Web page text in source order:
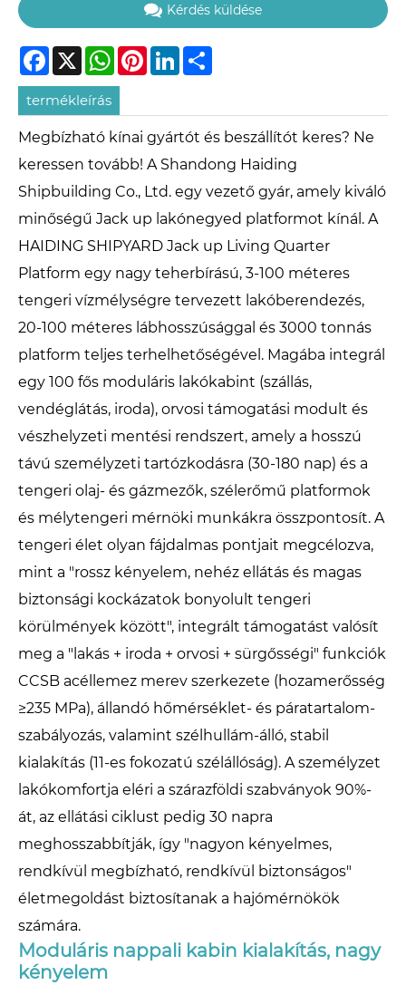
Kérdés küldése
Facebook
X WhatsApp
PinterestLinkedIn
termékleírás
Megbízható kínai gyártót és beszállítót keres? Ne
keressen tovább! A Shandong Haiding
Shipbuilding Co., Ltd. egy vezető gyár, amely kiváló
minőségű Jack up lakónegyed platformot kínál. A
HAIDING SHIPYARD Jack up Living Quarter
Platform egy nagy teherbírású, 3-100 méteres
tengeri vízmélységre tervezett lakóberendezés,
20-100 méteres lábhosszúsággal és 3000 tonnás
platform teljes terhelhetőségével. Magába integrál
egy 100 fős moduláris lakókabint (szállás,
vendéglátás, iroda), orvosi támogatási modult és
vészhelyzeti mentési rendszert, amely a hosszú
távú személyzeti tartózkodásra (30-180 nap) és a
tengeri olaj- és gázmezők, szélerőmű platformok
és mélytengeri mérnöki munkákra összpontosít. A
tengeri élet olyan fájdalmas pontjait megcélozva,
mint a "rossz kényelem, nehéz ellátás és magas
biztonsági kockázatok bonyolult tengeri
körülmények között", integrált támogatást valósít
meg a "lakás + iroda + orvosi + sürgősségi" funkciók
CCSB acéllemez merev szerkezete (hozamerősség
≥235 MPa), állandó hőmérséklet- és páratartalom-
szabályozás, valamint szélhullám-álló, stabil
kialakítás (11-es fokozatú szélállóság). A személyzet
lakókomfortja eléri a szárazföldi szabványok 90%-
át, az ellátási ciklust pedig 30 napra
meghosszabbítják, így "nagyon kényelmes,
rendkívül megbízható, rendkívül biztonságos"
életmegoldást biztosítanak a hajómérnökök
számára.
Moduláris nappali kabin kialakítás, nagy
kényelem